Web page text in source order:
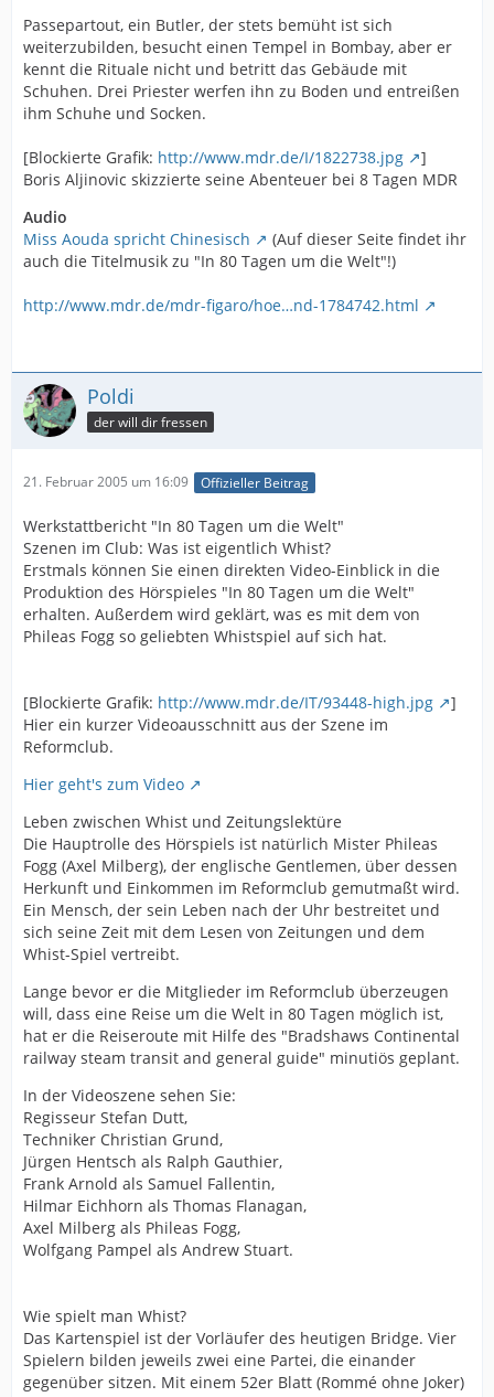
Passepartout, ein Butler, der stets bemüht ist sich
weiterzubilden, besucht einen Tempel in Bombay, aber er
kennt die Rituale nicht und betritt das Gebäude mit
Schuhen. Drei Priester werfen ihn zu Boden und entreißen
ihm Schuhe und Socken.
[Blockierte Grafik: http://www.mdr.de/I/1822738.jpg
]
Boris Aljinovic skizzierte seine Abenteuer bei 8 Tagen MDR
Audio
Miss Aouda spricht Chinesisch
(Auf dieser Seite findet ihr
auch die Titelmusik zu "In 80 Tagen um die Welt"!)
http://www.mdr.de/mdr-figaro/hoe…nd-1784742.html
Poldi
der will dir fressen
21. Februar 2005 um 16:09 Offizieller Beitrag
Werkstattbericht "In 80 Tagen um die Welt"
Szenen im Club: Was ist eigentlich Whist?
Erstmals können Sie einen direkten Video-Einblick in die
Produktion des Hörspieles "In 80 Tagen um die Welt"
erhalten. Außerdem wird geklärt, was es mit dem von
Phileas Fogg so geliebten Whistspiel auf sich hat.
[Blockierte Grafik: http://www.mdr.de/IT/93448-high.jpg
]
Hier ein kurzer Videoausschnitt aus der Szene im
Reformclub.
Hier geht's zum Video
Leben zwischen Whist und Zeitungslektüre
Die Hauptrolle des Hörspiels ist natürlich Mister Phileas
Fogg (Axel Milberg), der englische Gentlemen, über dessen
Herkunft und Einkommen im Reformclub gemutmaßt wird.
Ein Mensch, der sein Leben nach der Uhr bestreitet und
sich seine Zeit mit dem Lesen von Zeitungen und dem
Whist-Spiel vertreibt.
Lange bevor er die Mitglieder im Reformclub überzeugen
will, dass eine Reise um die Welt in 80 Tagen möglich ist,
hat er die Reiseroute mit Hilfe des "Bradshaws Continental
railway steam transit and general guide" minutiös geplant.
In der Videoszene sehen Sie:
Regisseur Stefan Dutt,
Techniker Christian Grund,
Jürgen Hentsch als Ralph Gauthier,
Frank Arnold als Samuel Fallentin,
Hilmar Eichhorn als Thomas Flanagan,
Axel Milberg als Phileas Fogg,
Wolfgang Pampel als Andrew Stuart.
Wie spielt man Whist?
Das Kartenspiel ist der Vorläufer des heutigen Bridge. Vier
Spielern bilden jeweils zwei eine Partei, die einander
gegenüber sitzen. Mit einem 52er Blatt (Rommé ohne Joker)